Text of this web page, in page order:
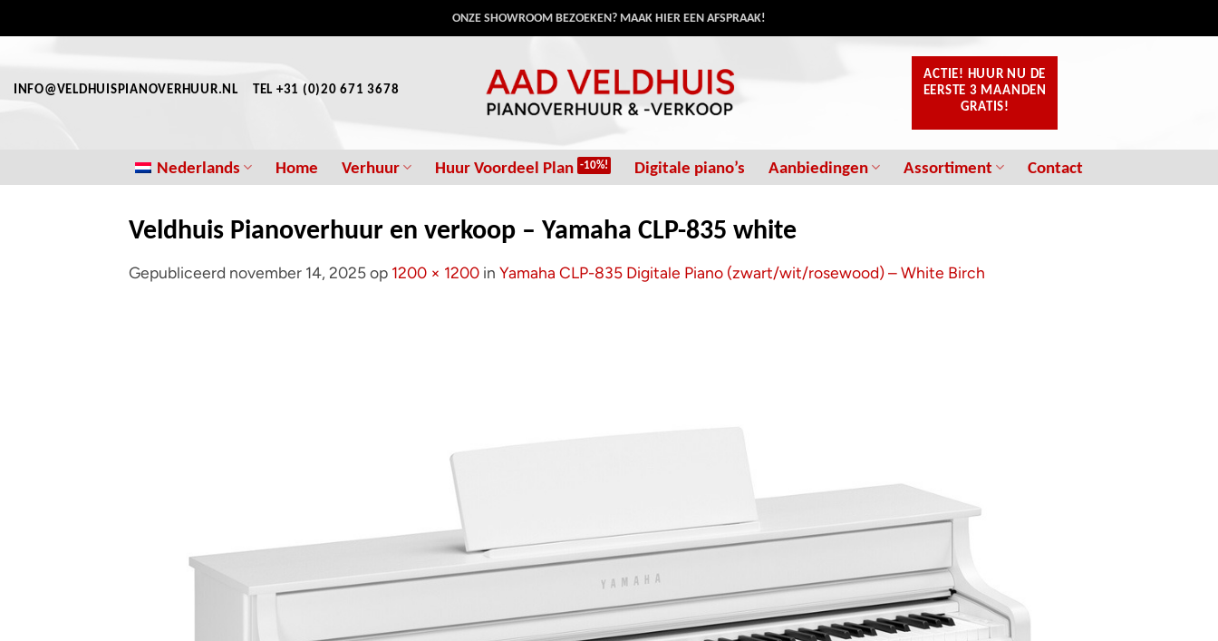
naar
ONZE SHOWROOM BEZOEKEN? MAAK HIER EEN AFSPRAAK!
INFO@VELDHUISPIANOVERHUUR.NL TEL +31 (0)20 671 3678
ACTIE! HUUR NU DE
EERSTE 3 MAANDEN
GRATIS!
Nederlands Home Verhuur Huur Voordeel Plan Digitale piano’s Aanbiedingen Assortiment Contact
Veldhuis Pianoverhuur en verkoop – Yamaha CLP-835 white
Gepubliceerd november 14, 2025op 1200 × 1200 in Yamaha CLP-835 Digitale Piano (zwart/wit/rosewood) – White Birch